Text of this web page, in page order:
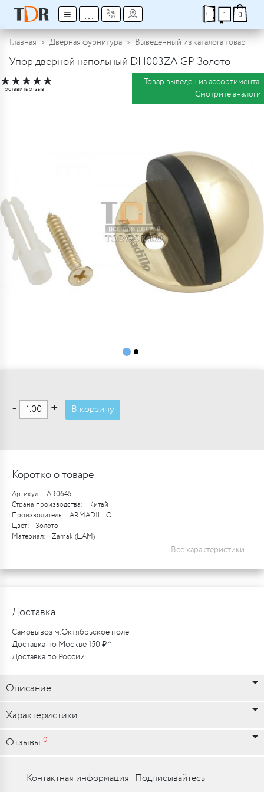
≡ ... 1 0
Главная Дверная фурнитура Выведенный из каталога товар
Упор дверной напольный DH003ZA GP Золото
★★★★★
оставить отзыв
Товар выведен из ассортимента.
Смотрите аналоги
- + В корзину
Коротко о товаре
Артикул:
AR0645
Страна производства:
Китай
Производитель:
ARMADILLO
Цвет:
Золото
Материал:
Zamak (ЦАМ)
Все характеристики...
Доставка
Самовывоз м.Октябрьское поле
Доставка по Москве 150 ₽ *
Доставка по России
Описание
Характеристики
Отзывы 0
Контактная информация Подписывайтесь